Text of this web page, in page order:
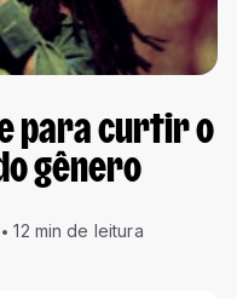
para curtir o
gênero
12 min de leitura